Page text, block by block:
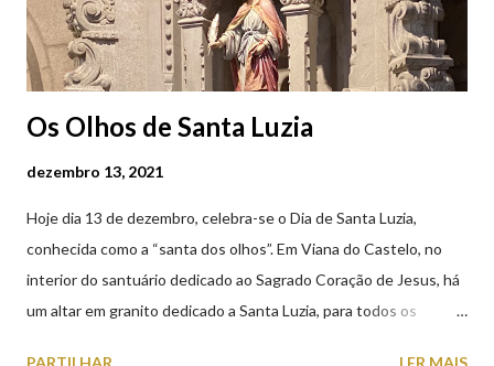
Os Olhos de Santa Luzia
dezembro 13, 2021
Hoje dia 13 de dezembro, celebra-se o Dia de Santa Luzia,
conhecida como a “santa dos olhos”. Em Viana do Castelo, no
interior do santuário dedicado ao Sagrado Coração de Jesus, há
um altar em granito dedicado a Santa Luzia, para todos os